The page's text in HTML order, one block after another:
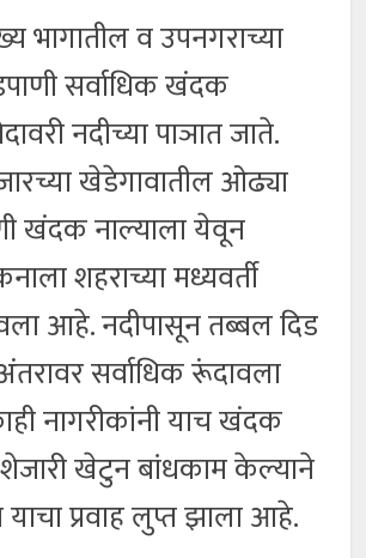
भागातील व उपनगराच्या
सर्वाधिक खंदक
नदीच्या पाञात जाते.
खेडेगावातील ओढ्या
खंदक नाल्याला येवून
शहराच्या मध्यवर्ती
आहे. नदीपासून तब्बल दिड
सर्वाधिक रूंदावला
नागरीकांनी याच खंदक
खेटुन बांधकाम केल्याने
याचा प्रवाह लुप्त झाला आहे.